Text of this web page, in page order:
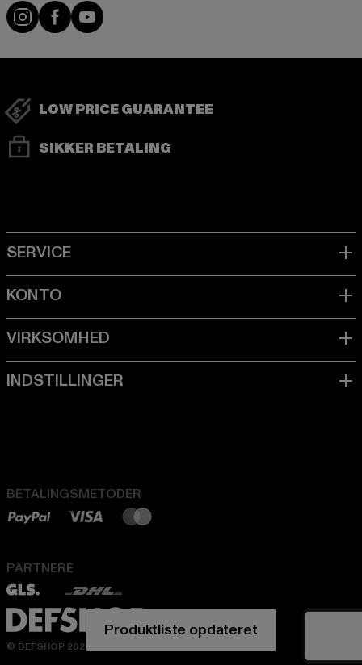
Visit our Instagram page:
Visit our Facebook page:
Visit our YouTube channel:
LOW PRICE GUARANTEE
SIKKER BETALING
BETALINGSMETODER
PARTNERE
© DEFSHOP 2026. Alle rettigheder forbeholdes